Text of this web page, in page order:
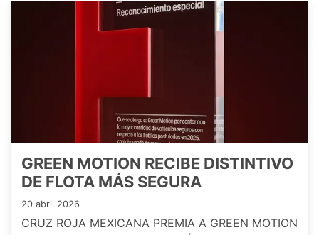
GREEN MOTION RECIBE DISTINTIVO
DE FLOTA MÁS SEGURA
20 abril 2026
CRUZ ROJA MEXICANA PREMIA A GREEN MOTION